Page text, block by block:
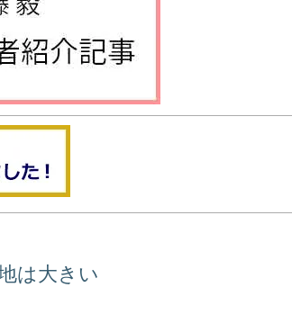
は大きい